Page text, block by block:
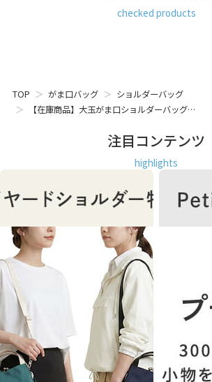
checked products
TOP がま口バッグ
ショルダーバッグ
【在庫商品】大玉がま口ショルダーバッグ…
注目コンテンツ
highlights